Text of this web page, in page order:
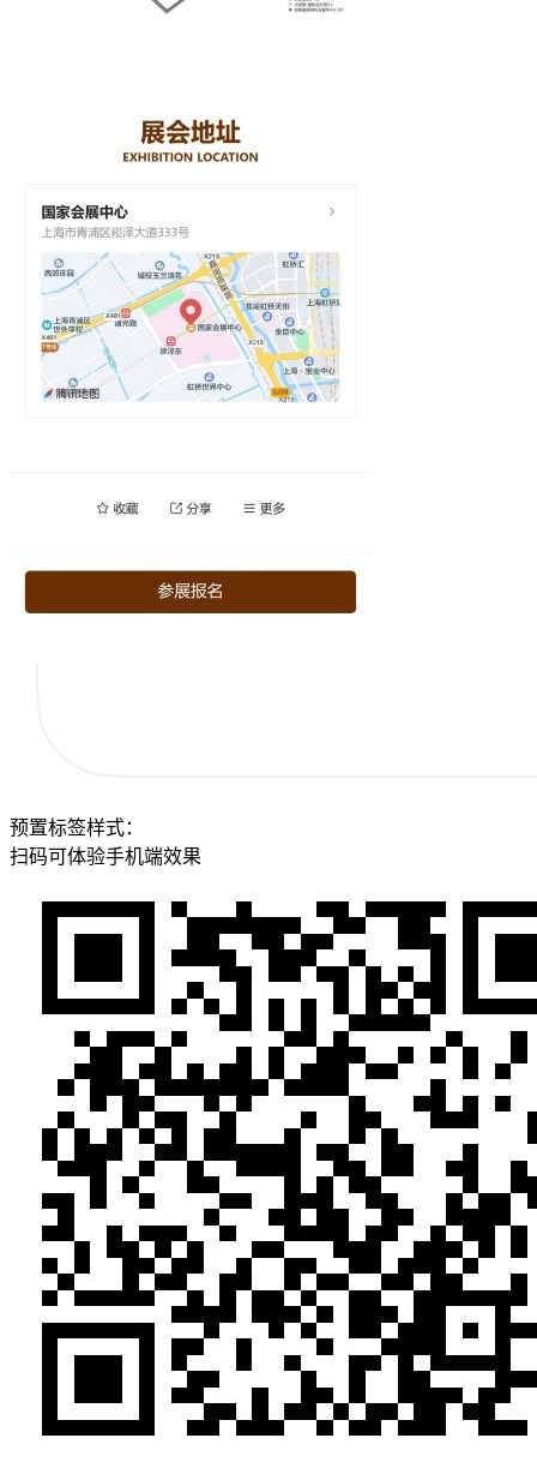
预置标签样式：
扫码可体验手机端效果